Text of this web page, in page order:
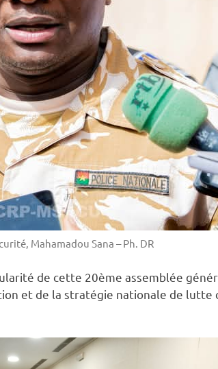
Mahamadou Sana – Ph. DR
de cette 20ème assemblée
et de la stratégie nationale de lutte